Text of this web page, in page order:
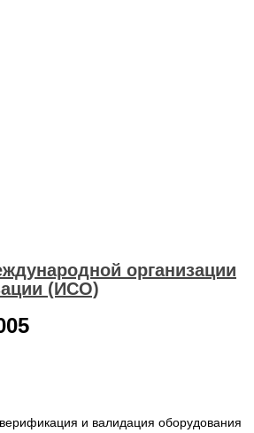
организации
(ИСО)
и валидация оборудования